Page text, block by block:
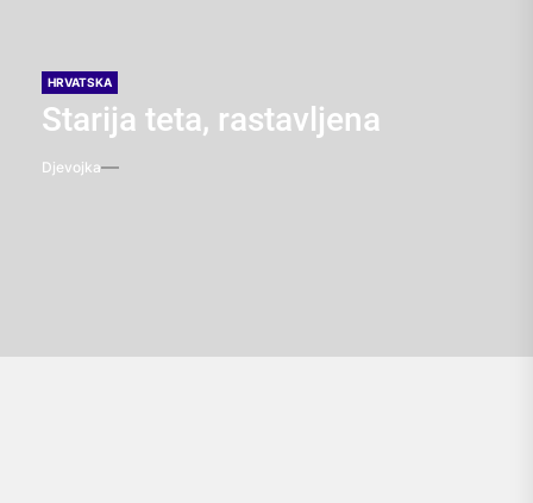
HRVATSKA
Starija teta, rastavljena
Djevojka